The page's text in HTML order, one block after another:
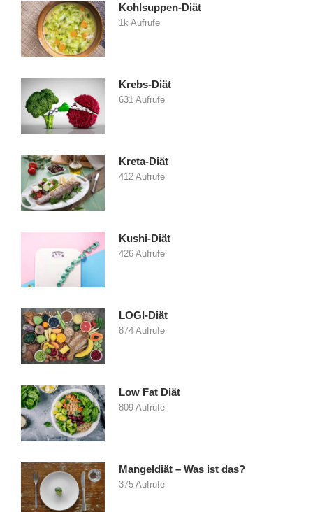
Kohlsuppen-Diät
1k Aufrufe
Krebs-Diät
631 Aufrufe
Kreta-Diät
412 Aufrufe
Kushi-Diät
426 Aufrufe
LOGI-Diät
874 Aufrufe
Low Fat Diät
809 Aufrufe
Mangeldiät – Was ist das?
375 Aufrufe